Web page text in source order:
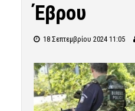
Έβρου
18 Σεπτεμβρίου 2024 11:05